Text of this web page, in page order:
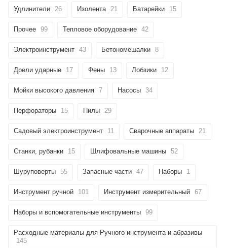
Удлинители 26 Изолента 21 Батарейки 15
Прочее 99 Тепловое оборудование 42
Электроинструмент 43 Бетономешалки 8
Дрели ударные 17 Фены 13 Лобзики 12
Мойки высокого давления 7 Насосы 34
Перфораторы 15 Пилы 29
Садовый электроинструмент 11 Сварочные аппараты 21
Станки, рубанки 15 Шлифовальные машины 52
Шуруповерты 55 Запасные части 47 Наборы 1
Инструмент ручной 101 Инструмент измерительный 67
Наборы и вспомогательные инструменты 99
Расходные материалы для Ручного инструмента и абразивы
145